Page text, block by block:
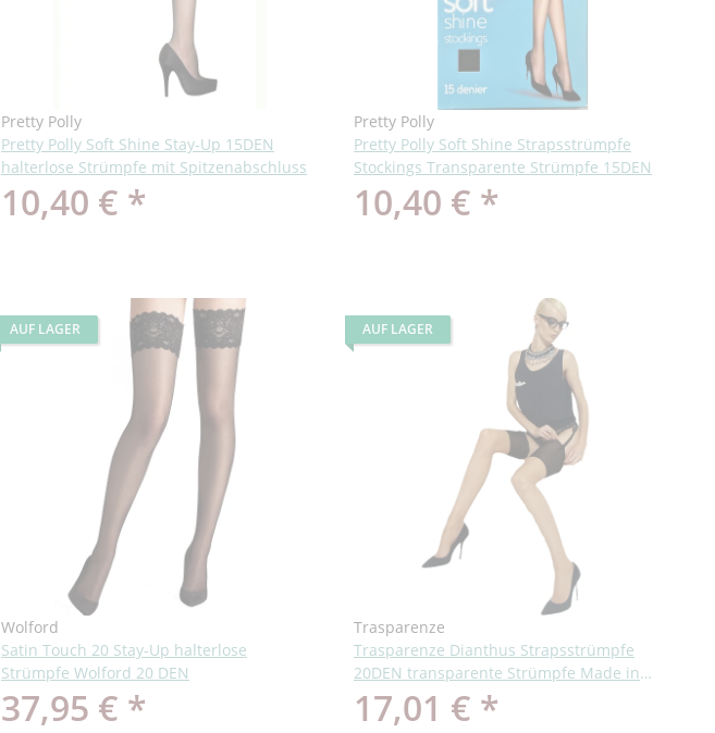
Pretty Polly
Pretty Polly Soft Shine Stay-Up 15DEN
halterlose Strümpfe mit Spitzenabschluss
10,40 € *
Pretty Polly
Pretty Polly Soft Shine Strapsstrümpfe
Stockings Transparente Strümpfe 15DEN
10,40 € *
AUF LAGER
Wolford
Satin Touch 20 Stay-Up halterlose
Strümpfe Wolford 20 DEN
37,95 € *
AUF LAGER
Trasparenze
Trasparenze Dianthus Strapsstrümpfe
20DEN transparente Strümpfe Made in
Italy
17,01 € *